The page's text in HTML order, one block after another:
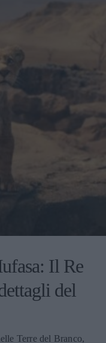
Il Re
del
Terre del Branco,